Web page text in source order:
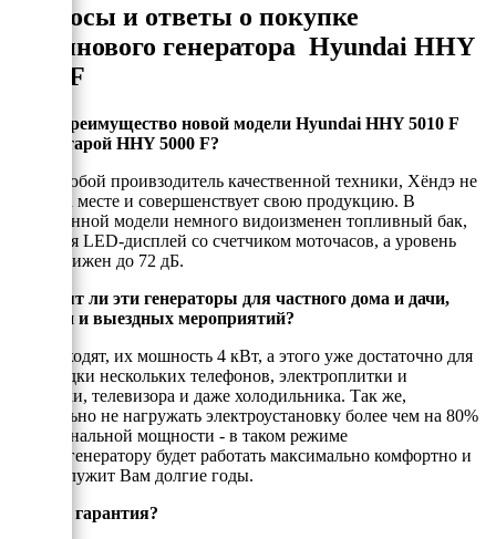
Вопросы и ответы о покупке
бензинового генератора Hyundai HHY
5010 F
В чем преимущество новой модели Hyundai HHY 5010 F
перед старой HHY 5000 F?
Как и любой проивзодитель качественной техники, Хёндэ не
стоит на месте и совершенствует свою продукцию. В
обновленной модели немного видоизменен топливный бак,
появился LED-дисплей со счетчиком моточасов, а уровень
шума снижен до 72 дБ.
Подходят ли эти генераторы для частного дома и дачи,
стройки и выездных мероприятий?
Да, подходят, их мошность 4 кВт, а этого уже достаточно для
подзарядки нескольких телефонов, электроплитки и
лампочки, телевизора и даже холодильника. Так же,
желательно не нагружать электроустановку более чем на 80%
от номинальной мощности - в таком режиме
электрогенератору будет работать максимально комфортно и
он прослужит Вам долгие годы.
Есть ли гарантия?